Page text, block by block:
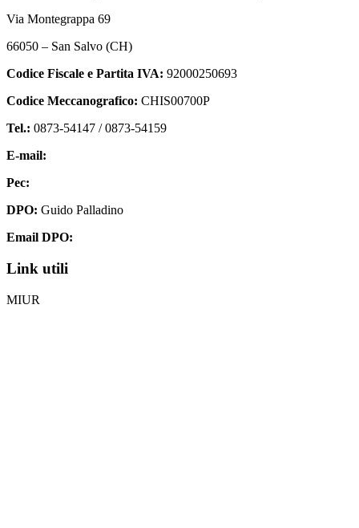
Via Montegrappa 69
66050 – San Salvo (CH)
Codice Fiscale e Partita IVA: 92000250693
Codice Meccanografico: CHIS00700P
Tel.: 0873-54147 /0873-54159
E-mail:
Pec:
DPO: Guido Palladino
Email DPO:
Link utili
MIUR